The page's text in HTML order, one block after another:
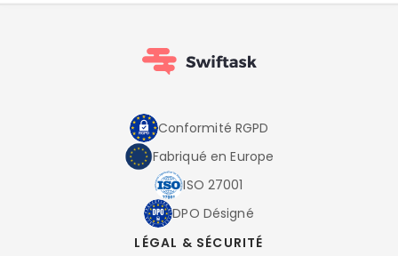
Conformité RGPD
Fabriqué en Europe
ISO 27001
DPO Désigné
LÉGAL & SÉCURITÉ